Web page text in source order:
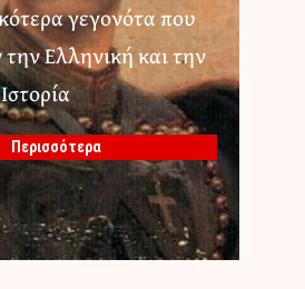
γεγονότα που
Ελληνική και την
Περισσότερα